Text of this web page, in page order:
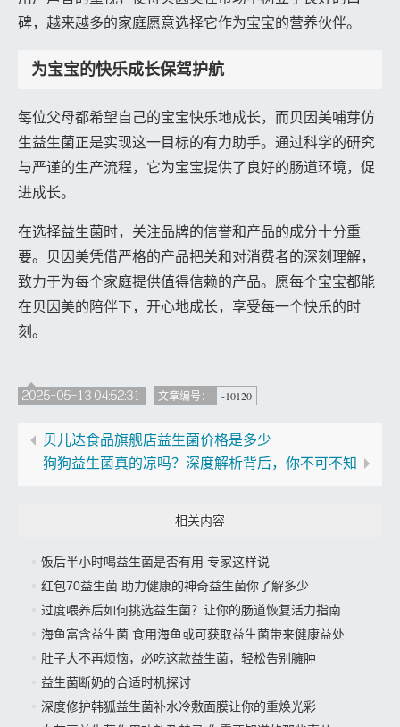
碑，越来越多的家庭愿意选择它作为宝宝的营养伙伴。
为宝宝的快乐成长保驾护航
每位父母都希望自己的宝宝快乐地成长，而贝因美哺芽仿
生益生菌正是实现这一目标的有力助手。通过科学的研究
与严谨的生产流程，它为宝宝提供了良好的肠道环境，促
进成长。
在选择益生菌时，关注品牌的信誉和产品的成分十分重
要。贝因美凭借严格的产品把关和对消费者的深刻理解，
致力于为每个家庭提供值得信赖的产品。愿每个宝宝都能
在贝因美的陪伴下，开心地成长，享受每一个快乐的时
刻。
2025-05-13 04:52:31 文章编号： -10120
贝儿达食品旗舰店益生菌价格是多少
狗狗益生菌真的凉吗？深度解析背后，你不可不知
相关内容
饭后半小时喝益生菌是否有用 专家这样说
红包70益生菌 助力健康的神奇益生菌你了解多少
过度喂养后如何挑选益生菌？让你的肠道恢复活力指南
海鱼富含益生菌 食用海鱼或可获取益生菌带来健康益处
肚子大不再烦恼，必吃这款益生菌，轻松告别臃肿
益生菌断奶的合适时机探讨
深度修护韩狐益生菌补水冷敷面膜让你的重焕光彩